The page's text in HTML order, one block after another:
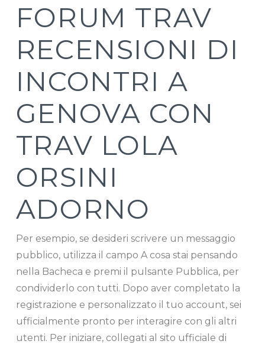
FORUM TRAV
RECENSIONI DI
INCONTRI A
GENOVA CON
TRAV LOLA
ORSINI
ADORNO
Per esempio, se desideri scrivere un messaggio
pubblico, utilizza il campo A cosa stai pensando
nella Bacheca e premi il pulsante Pubblica, per
condividerlo con tutti. Dopo aver completato la
registrazione e personalizzato il tuo account, sei
ufficialmente pronto per interagire con gli altri
utenti. Per iniziare, collegati al sito ufficiale di